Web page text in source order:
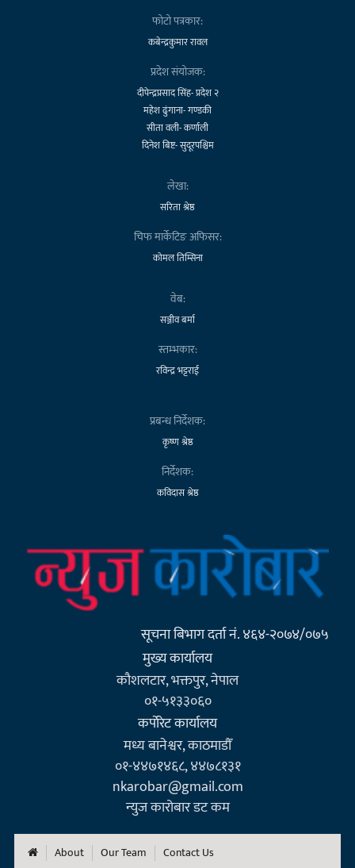
फोटो पत्रकार:
कबेन्द्रकुमार रावल
प्रदेश संयोजक:
दीपेन्द्रप्रसाद सिंह- प्रदेश २
महेश ढुंगाना- गण्डकी
सीता वली- कर्णाली
दिनेश बिष्ट- सुदूरपश्चिम
लेखा:
सरिता श्रेष्ठ
चिफ मार्केटिङ अफिसर:
कोमल तिम्सिना
वेब:
सञ्जीव बर्मा
स्तम्भकार:
रविन्द्र भट्टराई
प्रबन्ध निर्देशक:
कृष्ण श्रेष्ठ
निर्देशक:
कविदास श्रेष्ठ
सूचना बिभाग दर्ता नं. ४६४-२०७४/०७५
मुख्य कार्यालय
कौशलटार, भक्तपुर, नेपाल
०१-५१३३०६०
कर्पाेरेट कार्यालय
मध्य बानेश्वर, काठमाडौँ
०१-४४७१४६८, ४४७८१३१
nkarobar@gmail.com
न्युज कारोबार डट कम
About Our Team
Contact Us